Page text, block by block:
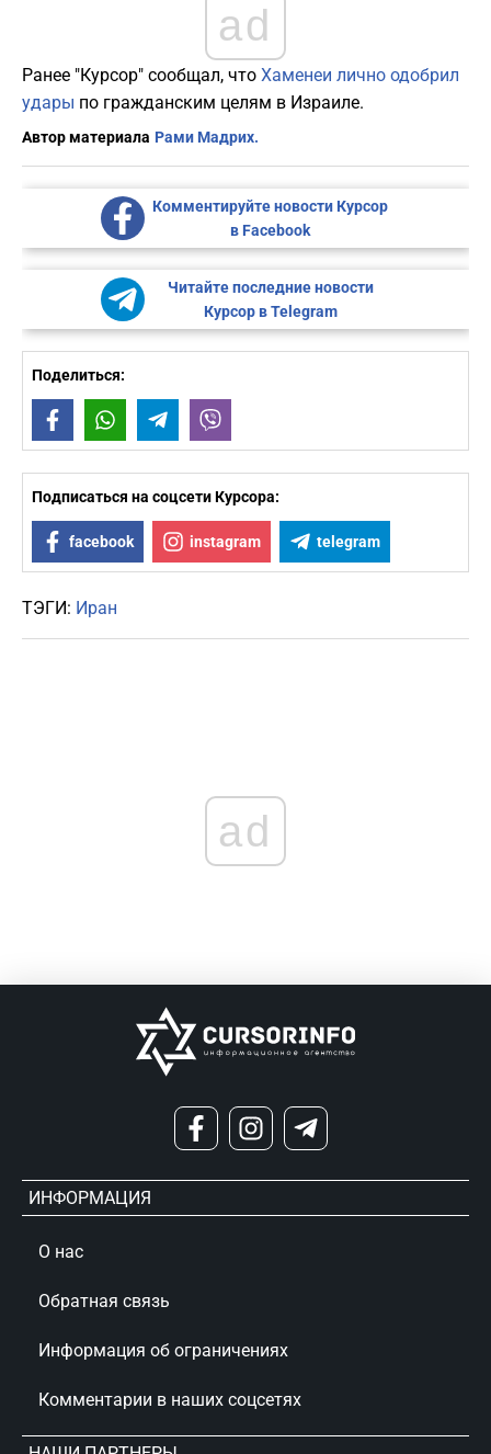
ad
Ранее "Курсор" сообщал, что Хаменеи лично одобрил
удары по гражданским целям в Израиле.
Автор материала Рами Мадрих.
Комментируйте новости Курсор
в Facebook
Читайте последние новости
Курсор в Telegram
Поделиться:
FacebookWhatsAppTelegram
Подписаться на соцсети Курсора:
facebook instagram telegram
ТЭГИ: Иран
ad
ИНФОРМАЦИЯ
О нас
Обратная связь
Информация об ограничениях
Комментарии в наших соцсетях